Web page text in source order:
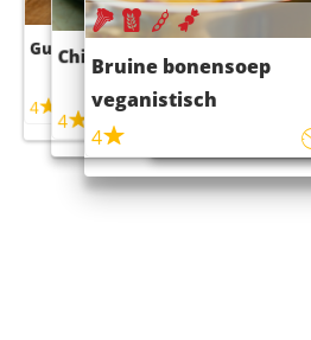
Guacamole
4
Chili con carne
4 45m
Bruine bonensoep
veganistisch
4
Sushi rijstsalade
maaltijdsalade
4